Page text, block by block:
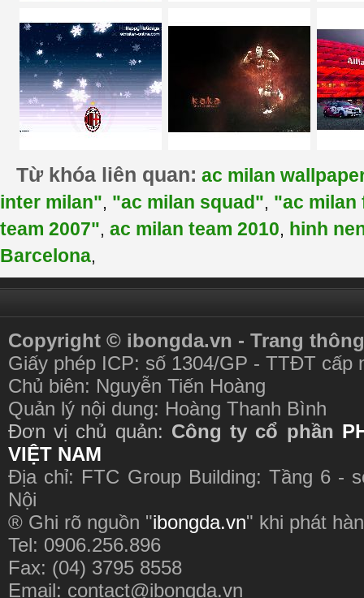
Từ khóa liên quan: ac milan
inter milan", "ac milan squad", "ac milan
team 2007", ac milan team 2010, hinh
Barcelona,
Copyright © ibongda.vn - Trang
Giấy phép ICP: số 1304/GP - TTĐT cấp
Chủ biên: Nguyễn Tiến Hoàng
Quản lý nội dung: Hoàng Thanh Bình
Đơn vị chủ quản: Công ty cổ phần
VIỆT NAM
Địa chỉ: FTC Group Building: Tầng 6 -
Nội
® Ghi rõ nguồn "ibongda.vn" khi phát
Tel: 0906.256.896
Fax: (04) 3795 8558
Email: contact@ibongda.vn